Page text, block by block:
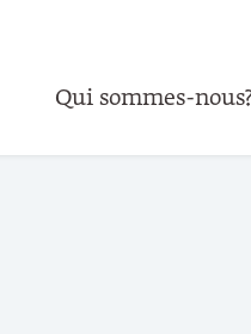
Qui sommes-